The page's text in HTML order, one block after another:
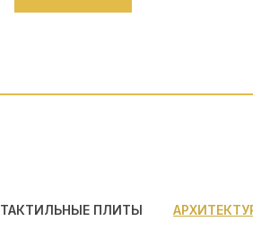
ТАКТИЛЬНЫЕ ПЛИТЫ